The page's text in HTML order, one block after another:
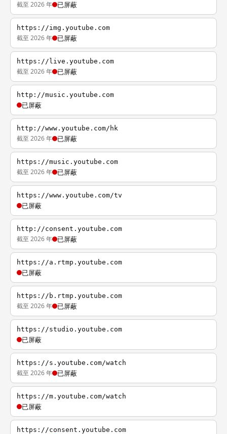
截至 2026 年 已屏蔽
https://img.youtube.com
截至 2026 年 已屏蔽
https://live.youtube.com
截至 2026 年 已屏蔽
http://music.youtube.com
已屏蔽
http://www.youtube.com/hk
截至 2026 年 已屏蔽
https://music.youtube.com
截至 2026 年 已屏蔽
https://www.youtube.com/tv
已屏蔽
http://consent.youtube.com
截至 2026 年 已屏蔽
https://a.rtmp.youtube.com
已屏蔽
https://b.rtmp.youtube.com
截至 2026 年 已屏蔽
https://studio.youtube.com
已屏蔽
https://s.youtube.com/watch
截至 2026 年 已屏蔽
https://m.youtube.com/watch
已屏蔽
https://consent.youtube.com